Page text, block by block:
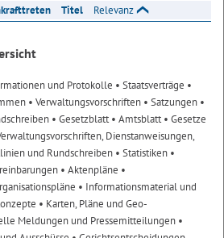
Titel Relevanz
und Protokolle • Staatsverträge •
• Verwaltungsvorschriften • Satzungen •
• Gesetzblatt• Amtsblatt• Gesetze
Dienstanweisungen,
und Rundschreiben • Statistiken •
• Aktenpläne •
• Informationsmaterial und
• Karten, Pläne und Geo-
Meldungen und Pressemitteilungen •